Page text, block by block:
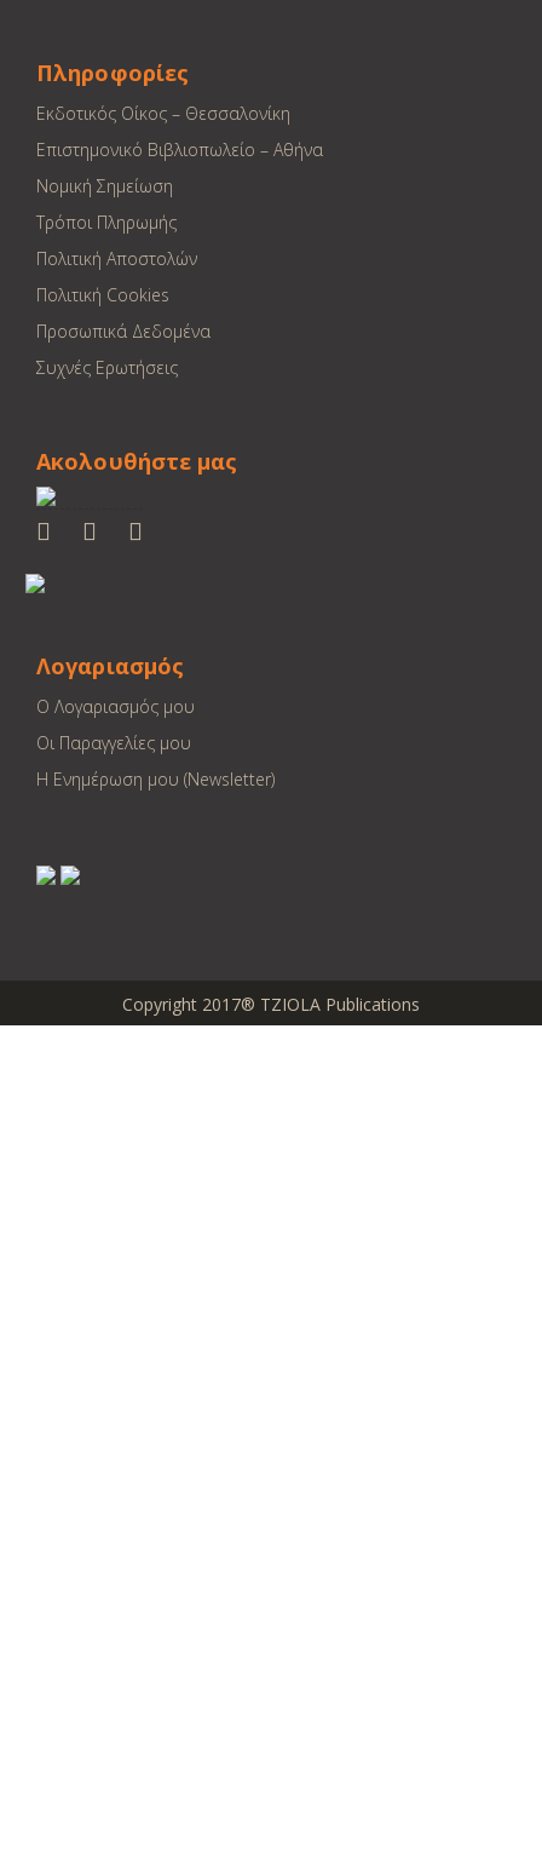
Πληροφορίες
Εκδοτικός Οίκος – Θεσσαλονίκη
Επιστημονικό Βιβλιοπωλείο – Αθήνα
Νομική Σημείωση
Τρόποι Πληρωμής
Πολιτική Αποστολών
Πολιτική Cookies
Προσωπικά Δεδομένα
Συχνές Ερωτήσεις
Ακολουθήστε μας
Λογαριασμός
Ο Λογαριασμός μου
Οι Παραγγελίες μου
Η Ενημέρωση μου (Newsletter)
Copyright 2017® TZIOLA Publications